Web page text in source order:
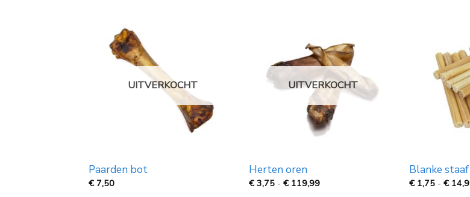
UITVERKOCHT
Paarden bot
€ 7,50
UITVERKOCHT
Herten oren
€3,75 - € 119,99Prijsklasse:
Blanke staaf
€ 1,75 - €